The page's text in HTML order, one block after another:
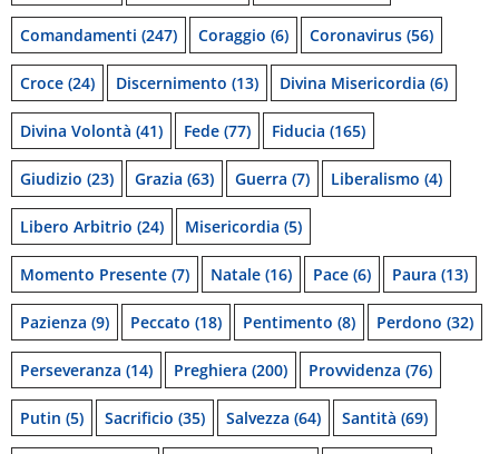
Comandamenti (247) Coraggio (6) Coronavirus (56)
Croce (24) Discernimento (13) Divina Misericordia (6)
Divina Volontà (41) Fede (77) Fiducia (165)
Giudizio (23) Grazia (63) Guerra (7) Liberalismo (4)
Libero Arbitrio (24) Misericordia (5)
Momento Presente (7) Natale (16) Pace (6) Paura (13)
Pazienza (9) Peccato (18) Pentimento (8) Perdono (32)
Perseveranza (14) Preghiera (200) Provvidenza (76)
Putin (5) Sacrificio (35) Salvezza (64) Santità (69)